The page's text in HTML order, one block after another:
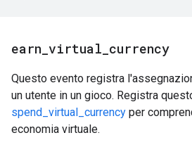
earn virtual currency
Questo evento registra
un utente in un gioco. Registra
spend_virtual_currency per
economia virtuale.